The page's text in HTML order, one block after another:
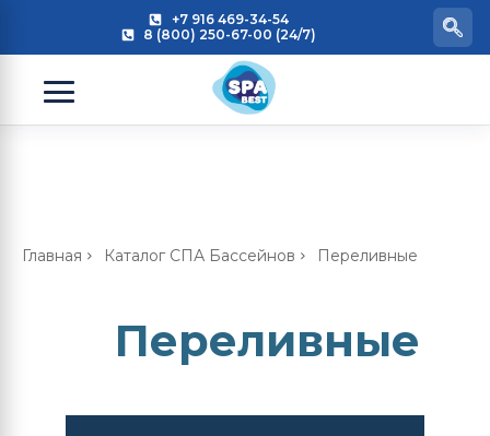
+7 916 469-34-54
8 (800) 250-67-00 (24/7)
Главная Каталог СПА Бассейнов Переливные
Переливные